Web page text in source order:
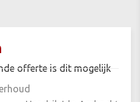
offerte is dit mogelijk